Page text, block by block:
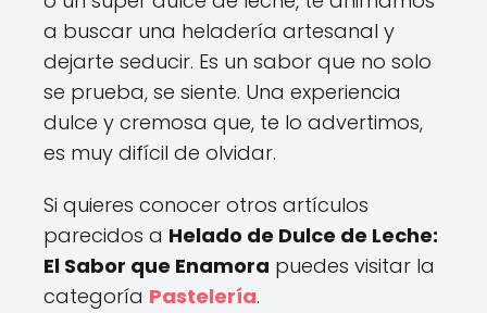
a buscar una heladería artesanal y
dejarte seducir. Es un sabor que no solo
se prueba, se siente. Una experiencia
dulce y cremosa que, te lo advertimos,
es muy difícil de olvidar.
Si quieres conocer otros artículos
parecidos a Helado de Dulce de Leche:
El Sabor que Enamora puedes visitar la
categoría Pastelería.